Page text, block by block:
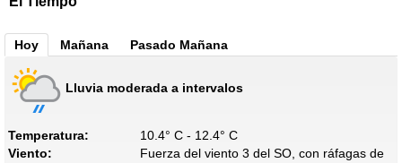
Hoy Mañana Pasado Mañana
Lluvia moderada a intervalos
Temperatura:
10.4° C - 12.4° C
Viento:
Fuerza del viento 3 del SO, con ráfagas de